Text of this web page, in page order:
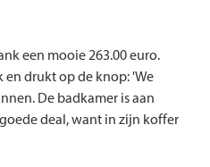
een mooie 263.00 euro.
en drukt op de knop: 'We
De badkamer is aan
deal, want in zijn koffer